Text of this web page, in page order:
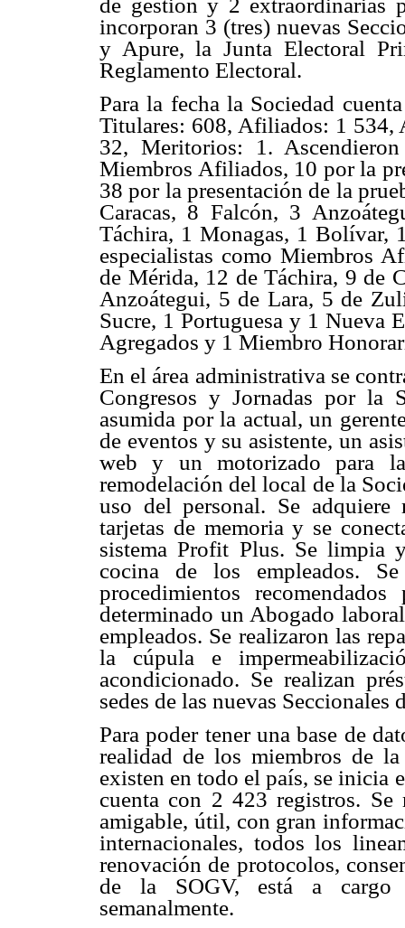
incorporan 3 (tres) nuevas
y Apure, la Junta Electoral
Reglamento Electoral.
Para la fecha la Sociedad
Titulares: 608, Afiliados: 1 534,
32, Meritorios: 1.
Miembros Afiliados, 10 por la
38 por la presentación de la
Caracas, 8 Falcón, 3
Táchira, 1 Monagas, 1 Bolívar,
especialistas como Miembros
de Mérida, 12 de Táchira, 9 de
Anzoátegui, 5 de Lara, 5 de
Sucre, 1 Portuguesa y 1 Nueva
Agregados y 1 Miembro
En el área administrativa se
Congresos y Jornadas por la
asumida por la actual, un
de eventos y su asistente, un
web y un motorizado para
remodelación del local de la
uso del personal. Se adquiere
tarjetas de memoria y se
sistema Profit Plus. Se limpia
cocina de los empleados.
procedimientos
determinado un Abogado
empleados. Se realizaron las
la cúpula e
acondicionado. Se realizan
sedes de las nuevas Seccionales
Para poder tener una base de
realidad de los miembros de
existen en todo el país, se inicia
cuenta con 2 423 registros. Se
amigable, útil, con gran
internacionales, todos los
renovación de protocolos,
de la SOGV, está a cargo
semanalmente.